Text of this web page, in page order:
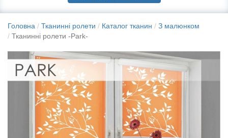
Головна Тканинні ролети Каталог тканин
З малюнком
Тканинні ролети -Park-